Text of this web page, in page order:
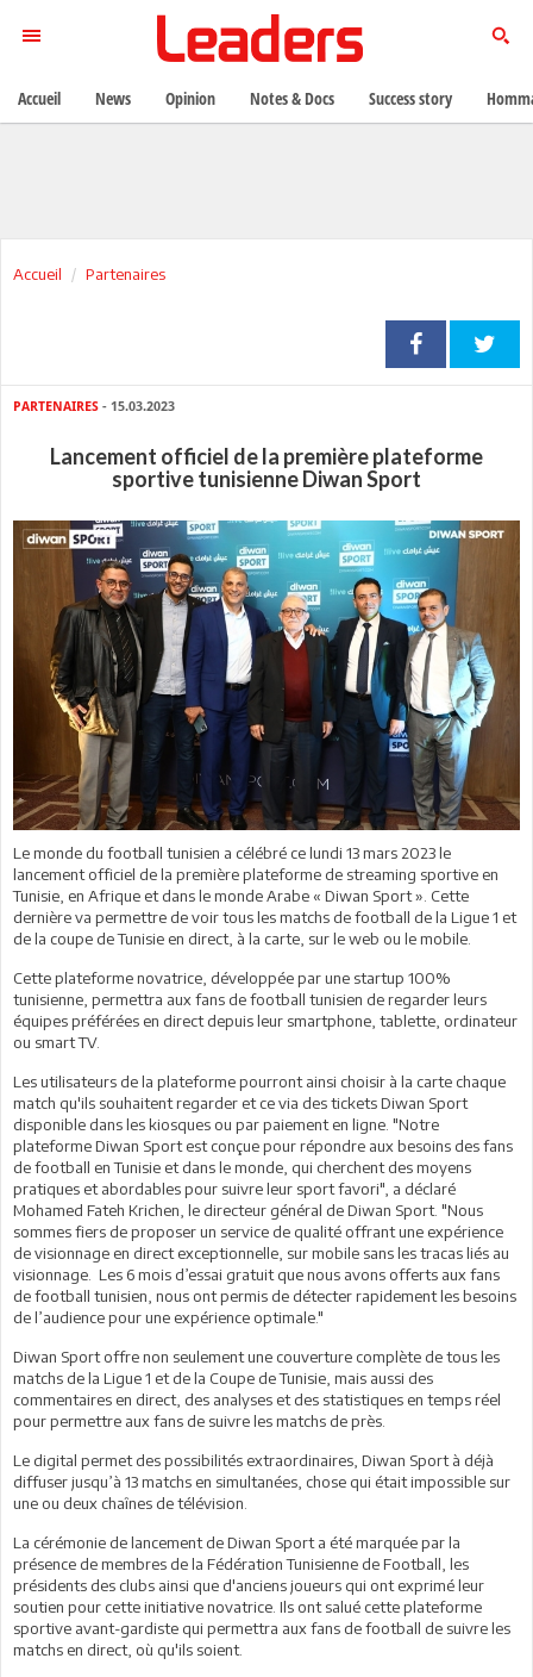
Accueil Partenaires
PARTENAIRES - 15.03.2023
Lancement officiel de la première plateforme
sportive tunisienne Diwan Sport
Le monde du football tunisien a célébré ce lundi 13 mars 2023 le
lancement officiel de la première plateforme de streaming sportive en
Tunisie, en Afrique et dans le monde Arabe « Diwan Sport ». Cette
dernière va permettre de voir tous les matchs de football de la Ligue 1 et
de la coupe de Tunisie en direct, à la carte, sur le web ou le mobile.
Cette plateforme novatrice, développée par une startup 100%
tunisienne, permettra aux fans de football tunisien de regarder leurs
équipes préférées en direct depuis leur smartphone, tablette, ordinateur
ou smart TV.
Les utilisateurs de la plateforme pourront ainsi choisir à la carte chaque
match qu'ils souhaitent regarder et ce via des tickets Diwan Sport
disponible dans les kiosques ou par paiement en ligne. "Notre
plateforme Diwan Sport est conçue pour répondre aux besoins des fans
de football en Tunisie et dans le monde, qui cherchent des moyens
pratiques et abordables pour suivre leur sport favori", a déclaré
Mohamed Fateh Krichen, le directeur général de Diwan Sport. "Nous
sommes fiers de proposer un service de qualité offrant une expérience
de visionnage en direct exceptionnelle, sur mobile sans les tracas liés au
visionnage. Les 6 mois d’essai gratuit que nous avons offerts aux fans
de football tunisien, nous ont permis de détecter rapidement les besoins
de l’audience pour une expérience optimale."
Diwan Sport offre non seulement une couverture complète de tous les
matchs de la Ligue 1 et de la Coupe de Tunisie, mais aussi des
commentaires en direct, des analyses et des statistiques en temps réel
pour permettre aux fans de suivre les matchs de près.
Le digital permet des possibilités extraordinaires, Diwan Sport à déjà
diffuser jusqu’à 13 matchs en simultanées, chose qui était impossible sur
une ou deux chaînes de télévision.
La cérémonie de lancement de Diwan Sport a été marquée par la
présence de membres de la Fédération Tunisienne de Football, les
présidents des clubs ainsi que d'anciens joueurs qui ont exprimé leur
soutien pour cette initiative novatrice. Ils ont salué cette plateforme
sportive avant-gardiste qui permettra aux fans de football de suivre les
matchs en direct, où qu'ils soient.
Accueil News Opinion Notes & Docs Success story